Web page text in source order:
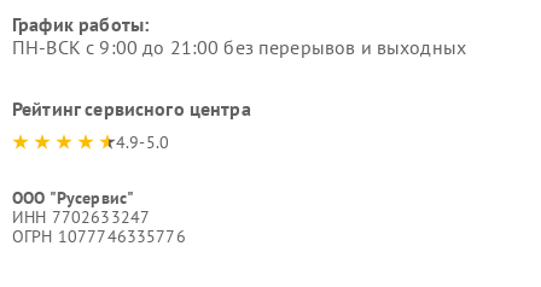
График работы:
ПН-ВСК с 9:00 до 21:00 без перерывов и выходных
Рейтинг сервисного центра
4.9-5.0
ООО "Русервис"
ИНН 7702633247
ОГРН 1077746335776